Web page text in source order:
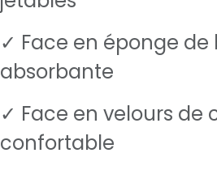
✓ Face en éponge
absorbante
✓ Face en velours de
confortable